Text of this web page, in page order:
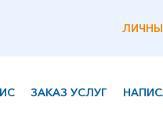
ЗАКАЗ УСЛУГ